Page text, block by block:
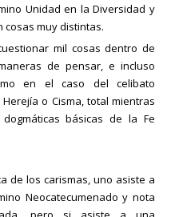
Unidad en la Diversidad y
cosas muy distintas.
mil cosas dentro de
de pensar, e incluso
en el caso del celibato
o Cisma, total mientras
básicas de la Fe
de los carismas, uno asiste a
Neocatecumenado y nota